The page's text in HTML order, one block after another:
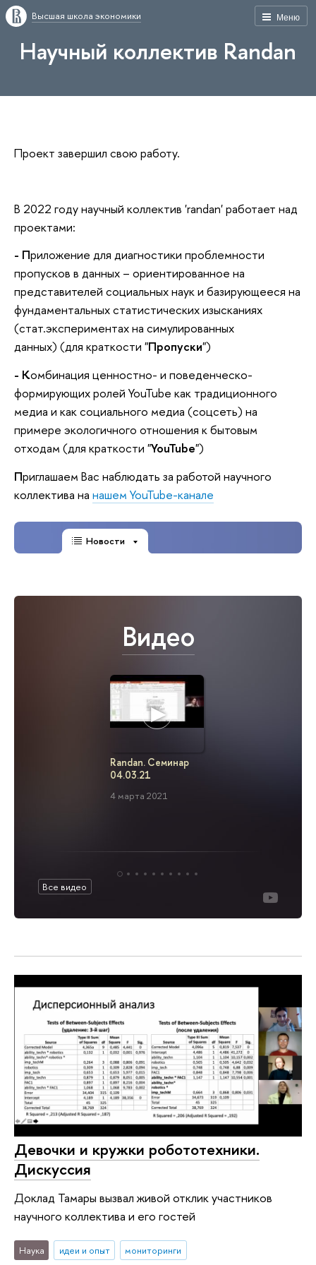
Меню
Высшая школа экономики
Научный коллектив Randan
Проект завершил свою работу.
В 2022 году научный коллектив 'randan' работает над
проектами:
- Приложение для диагностики проблемности
пропусков в данных – ориентированное на
представителей социальных наук и базирующееся на
фундаментальных статистических изысканиях
(стат.экспериментах на симулированных
данных) (для краткости "Пропуски")
- Комбинация ценностно- и поведенческо-
формирующих ролей YouTube как традиционного
медиа и как социального медиа (соцсеть) на
примере экологичного отношения к бытовым
отходам (для краткости "YouTube")
Приглашаем Вас наблюдать за работой научного
коллектива на нашем YouTube-канале
Новости
Видео
Randan. Семинар
04.03.21
4 марта 2021
Все видео
Девочки и кружки робототехники.
Дискуссия
Доклад Тамары вызвал живой отклик участников
научного коллектива и его гостей
Наука идеи и опыт мониторинги